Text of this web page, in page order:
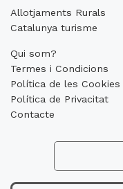
Allotjaments Rurals
Catalunya turisme
Qui som?
Termes i Condicions
Política de les Cookies
Política de Privacitat
Contacte